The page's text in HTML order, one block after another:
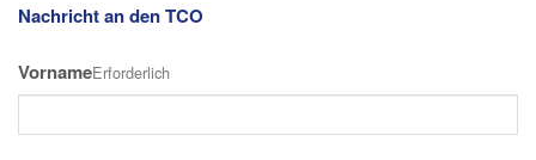
Nachricht an den TCO
VornameErforderlich